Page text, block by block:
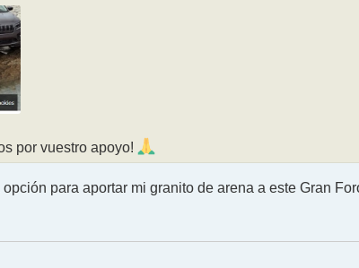
por vuestro apoyo!
para aportar mi granito de arena a este Gran